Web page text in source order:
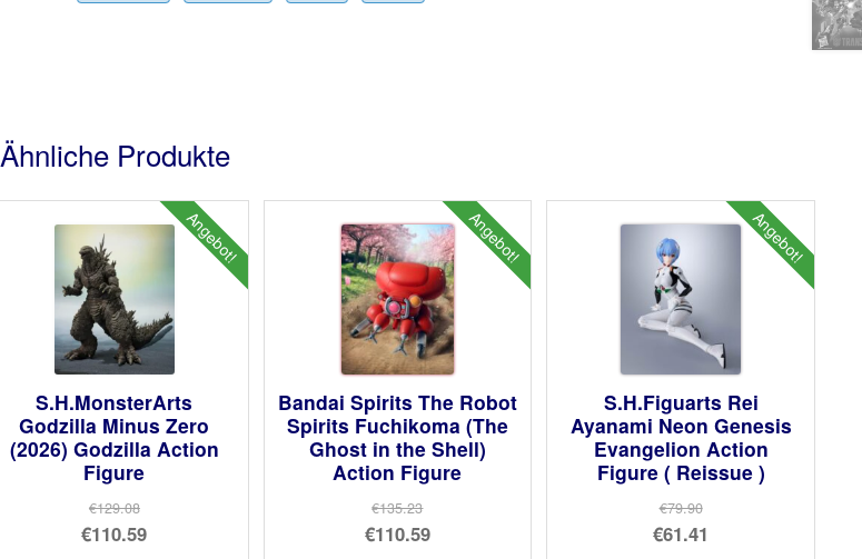
Ähnliche Produkte
Angebot!
S.H.MonsterArts
Godzilla Minus Zero
(2026) Godzilla Action
Figure
€129.08
Ursprünglicher
€110.59
Angebot!
Bandai Spirits The Robot
Spirits Fuchikoma (The
Ghost in the Shell)
Action Figure
€135.23
Ursprünglicher
€110.59
Angebot!
S.H.Figuarts Rei
Ayanami Neon Genesis
Evangelion Action
Figure ( Reissue )
€79.90
Ursprünglicher
€61.41